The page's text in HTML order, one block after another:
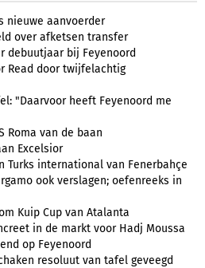
nieuwe aanvoerder
over afketsen transfer
debuutjaar bij Feyenoord
Read door twijfelachtig
"Daarvoor heeft Feyenoord me
Roma van de baan
Excelsior
Turks international van Fenerbahçe
ook verslagen; oefenreeks in
Kuip Cup van Atalanta
in de markt voor Hadj Moussa
op Feyenoord
resoluut van tafel geveegd